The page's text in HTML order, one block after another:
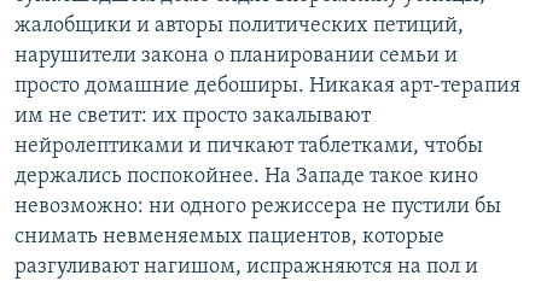
жалобщики и авторы политических петиций,
нарушители закона о планировании семьи и
просто домашние дебоширы. Никакая арт-терапия
им не светит: их просто закалывают
нейролептиками и пичкают таблетками, чтобы
держались поспокойнее. На Западе такое кино
невозможно: ни одного режиссера не пустили бы
снимать невменяемых пациентов, которые
разгуливают нагишом, испражняются на пол и